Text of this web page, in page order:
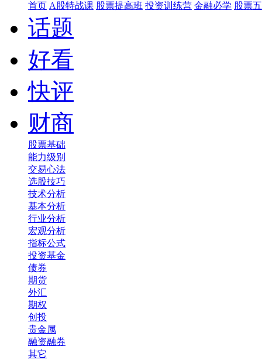
首页 A股特战课 股票提高班 投资训练营 金融必学 股票
话题
好看
快评
财商
股票基础
能力级别
交易心法
选股技巧
技术分析
基本分析
行业分析
宏观分析
指标公式
投资基金
债券
期货
外汇
期权
创投
贵金属
融资融券
其它